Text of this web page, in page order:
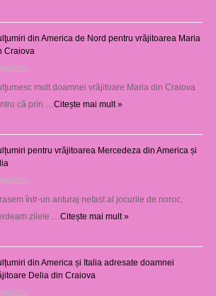
din America de Nord pentru vrăjitoarea Maria
Craiova
2026
mult doamnei vrăjitoare Maria din Craiova
că prin … Citește mai mult »
pentru vrăjitoarea Mercedeza din America și
2026
într-un anturaj nefast al jocurile de noroc,
zilele … Citește mai mult »
din America și Italia adresate doamnei
Delia din Craiova
2026